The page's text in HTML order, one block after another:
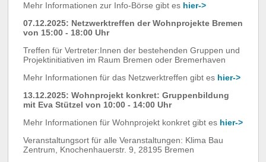
Mehr Informationen zur Info-Börse gibt es hier->
07.12.2025: Netzwerktreffen der Wohnprojekte Bremen
von 15:00 - 18:00 Uhr
Treffen für Vertreter:Innen der bestehenden Gruppen und
Projektinitiativen im Raum Bremen oder Bremerhaven
Mehr Informationen für das Netzwerktreffen gibt es hier->
13.12.2025: Wohnprojekt konkret: Gruppenbildung
mit Eva Stützel von 10:00 - 14:00 Uhr
Mehr Informationen für Wohnprojekt konkret gibt es hier->
Veranstaltungsort für alle Veranstaltungen: Klima Bau
Zentrum, Knochenhauerstr. 9, 28195 Bremen